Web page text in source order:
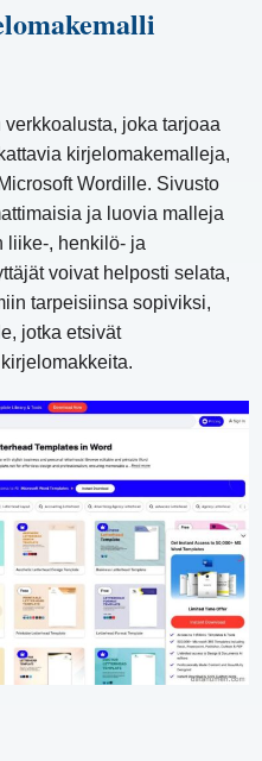
joka tarjoaa
kirjelomakemalleja,
Wordille. Sivusto
​​ja luovia malleja
liike-, henkilö- ja
voivat helposti selata,
tarpeisiinsa sopiviksi,
jotka etsivät